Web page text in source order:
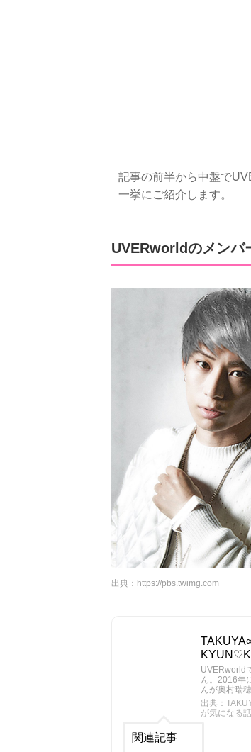
記事の前半から中盤で
一挙にご紹介します。
UVERworldのメンバ
出典： https://pbs.twimg.com
UVERworld
ん。2016年
んが奥村瑞
出典：
が気になる
関連記事